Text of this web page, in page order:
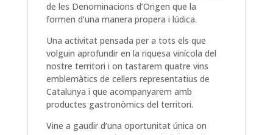
de les Denominacions d’Origen que la
formen d’una manera propera i lúdica.
Una activitat pensada per a tots els que
volguin aprofundir en la riquesa vinícola del
nostre territori i on tastarem quatre vins
emblemàtics de cellers representatius de
Catalunya i que acompanyarem amb
productes gastronòmics del territori.
Vine a gaudir d’una oportunitat única on